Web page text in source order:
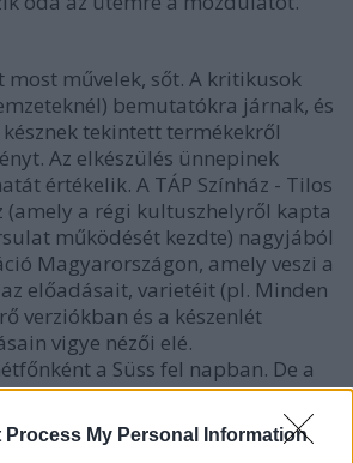
Process My Personal Information
művelek, sőt. A kritikusok
bemutatókra járnak, és
tekintett termékekről
Az elkészülés ünnepinek
értékelik. A TÁP Színház - Tilos
(amely a régi kultuszhelyről kapta
működését kezdte) nagyjából
Magyarországon, amely veszi a
előadásait, varietéit (pl. Minden
verziókban és a készenlét
vigye nézői elé.
a Süss fel napban. De a
például két helyszínen
és két különböző színházi
párhuzamosan.